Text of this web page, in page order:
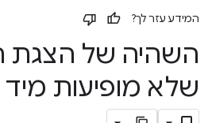
המידע עזר לך?
השהיה של הצגת
שלא מופיעות